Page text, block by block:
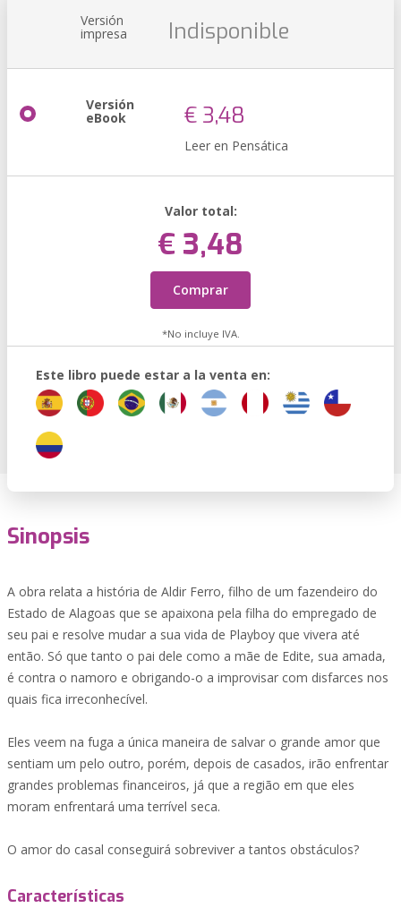
Versión
impresa Indisponible
Versión
eBook € 3,48
Leer en Pensática
Valor total:
€ 3,48
Comprar
*No incluye IVA.
Este libro puede estar a la venta en:
Sinopsis
A obra relata a história de Aldir Ferro, filho de um fazendeiro do
Estado de Alagoas que se apaixona pela filha do empregado de
seu pai e resolve mudar a sua vida de Playboy que vivera até
então. Só que tanto o pai dele como a mãe de Edite, sua amada,
é contra o namoro e obrigando-o a improvisar com disfarces nos
quais fica irreconhecível.
Eles veem na fuga a única maneira de salvar o grande amor que
sentiam um pelo outro, porém, depois de casados, irão enfrentar
grandes problemas financeiros, já que a região em que eles
moram enfrentará uma terrível seca.
O amor do casal conseguirá sobreviver a tantos obstáculos?
Características